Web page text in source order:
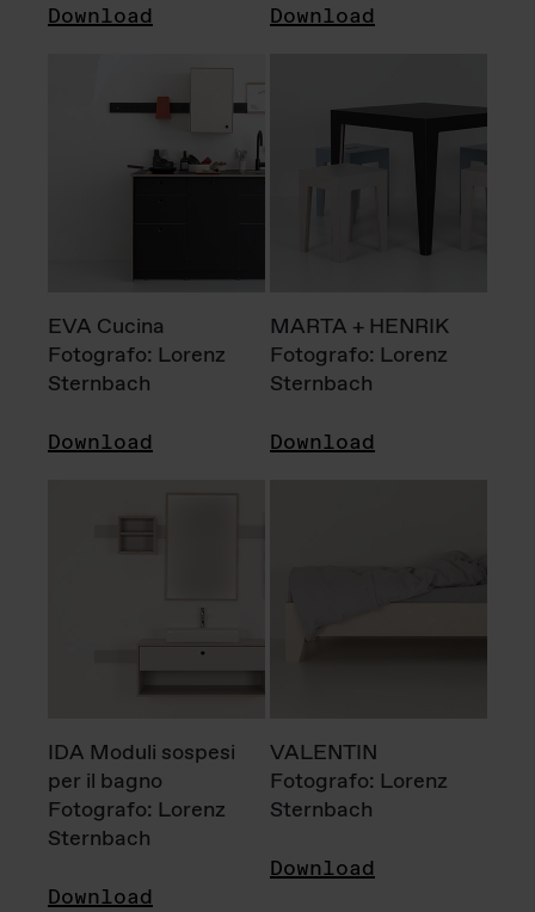
Download Download
EVA Cucina
Fotografo: Lorenz
Sternbach
Download
MARTA + HENRIK
Fotografo: Lorenz
Sternbach
Download
IDA Moduli sospesi
per il bagno
Fotografo: Lorenz
Sternbach
Download
VALENTIN
Fotografo: Lorenz
Sternbach
Download